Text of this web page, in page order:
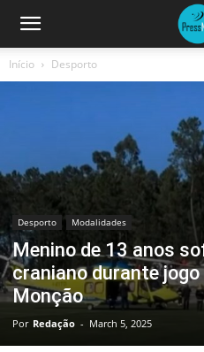
Início Desporto
Desporto Modalidades
Menino de 13 anos
craniano durante
Monção
Por Redação - March 5, 2025